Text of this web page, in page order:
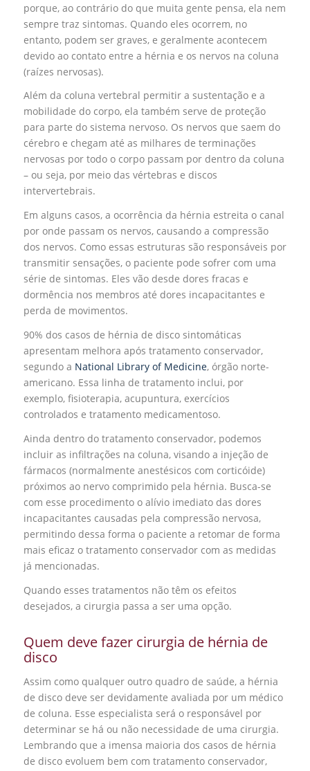
porque, ao contrário do que muita gente pensa, ela nem
sempre traz sintomas. Quando eles ocorrem, no
entanto, podem ser graves, e geralmente acontecem
devido ao contato entre a hérnia e os nervos na coluna
(raízes nervosas).
Além da coluna vertebral permitir a sustentação e a
mobilidade do corpo, ela também serve de proteção
para parte do sistema nervoso. Os nervos que saem do
cérebro e chegam até as milhares de terminações
nervosas por todo o corpo passam por dentro da coluna
– ou seja, por meio das vértebras e discos
intervertebrais.
Em alguns casos, a ocorrência da hérnia estreita o canal
por onde passam os nervos, causando a compressão
dos nervos. Como essas estruturas são responsáveis por
transmitir sensações, o paciente pode sofrer com uma
série de sintomas. Eles vão desde dores fracas e
dormência nos membros até dores incapacitantes e
perda de movimentos.
90% dos casos de hérnia de disco sintomáticas
apresentam melhora após tratamento conservador,
segundo a National Library of Medicine, órgão norte-
americano. Essa linha de tratamento inclui, por
exemplo, fisioterapia, acupuntura, exercícios
controlados e tratamento medicamentoso.
Ainda dentro do tratamento conservador, podemos
incluir as infiltrações na coluna, visando a injeção de
fármacos (normalmente anestésicos com corticóide)
próximos ao nervo comprimido pela hérnia. Busca-se
com esse procedimento o alívio imediato das dores
incapacitantes causadas pela compressão nervosa,
permitindo dessa forma o paciente a retomar de forma
mais eficaz o tratamento conservador com as medidas
já mencionadas.
Quando esses tratamentos não têm os efeitos
desejados, a cirurgia passa a ser uma opção.
Quem deve fazer cirurgia de hérnia de
disco
Assim como qualquer outro quadro de saúde, a hérnia
de disco deve ser devidamente avaliada por um médico
de coluna. Esse especialista será o responsável por
determinar se há ou não necessidade de uma cirurgia.
Lembrando que a imensa maioria dos casos de hérnia
de disco evoluem bem com tratamento conservador,